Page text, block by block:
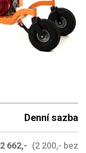
Denní sazba
2 662,- (2 200,- bez